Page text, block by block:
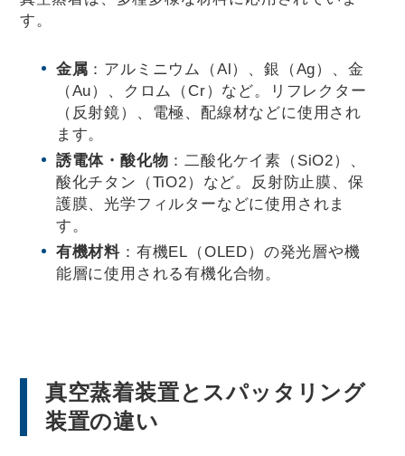
す。
金属 ：アルミニウム（Al）、銀（Ag）、金
（Au）、クロム（Cr）など。リフレクター
（反射鏡）、電極、配線材などに使用され
ます。
誘電体・酸化物 ：二酸化ケイ素（SiO2​​）、
酸化チタン（TiO2​）など。反射防止膜、保
護膜、光学フィルターなどに使用されま
す。
有機材料 ：有機EL（OLED）の発光層や機
能層に使用される有機化合物。
真空蒸着装置とスパッタリング
装置の違い